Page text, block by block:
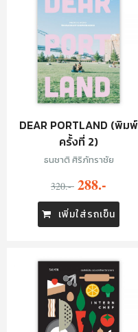
DEAR PORTLAND (พิมพ์
ครั้งที่ 2)
ธนชาติ ศิริภัทราชัย
320.- 288.-
เพิ่มใส่รถเข็น